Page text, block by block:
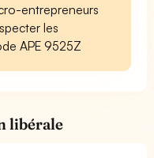
entrepreneurs
les
APE 9525Z
libérale